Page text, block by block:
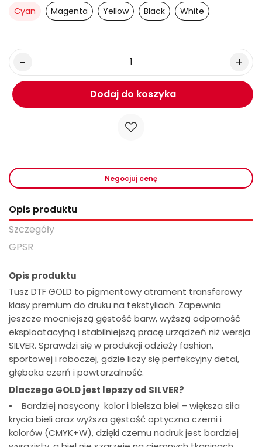
Cyan Magenta Yellow Black White
Dodaj do koszyka
Negocjuj cenę
Opis produktu
Szczegóły
GPSR
Opis produktu
Tusz DTF GOLD to pigmentowy atrament transferowy
klasy premium do druku na tekstyliach. Zapewnia
jeszcze mocniejszą gęstość barw, wyższą odporność
eksploatacyjną i stabilniejszą pracę urządzeń niż wersja
SILVER. Sprawdzi się w produkcji odzieży fashion,
sportowej i roboczej, gdzie liczy się perfekcyjny detal,
głęboka czerń i powtarzalność.
Dlaczego GOLD jest lepszy od SILVER?
• Bardziej nasycony kolor i bielsza biel – większa siła
krycia bieli oraz wyższa gęstość optyczna czerni i
kolorów (CMYK+W), dzięki czemu nadruk jest bardziej